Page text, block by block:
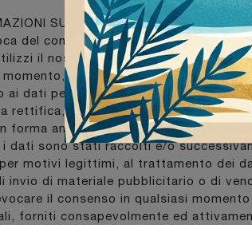
SUI DATI, MODIFICARLI,
del consenso (opt-out)
il nostro servizio può:
informazioni circa
ai dati personali ed alle informazioni di
rettifica, l’integrazione, la
forma anonima o il blocco dei dati
i dati sono stati raccolti e/o
motivi legittimi, al trattamento dei
invio di materiale pubblicitario o di
il consenso in qualsiasi
forniti consapevolmente ed